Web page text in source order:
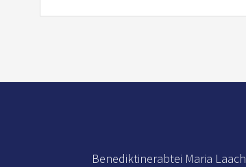
Benediktinerabtei Maria Laach